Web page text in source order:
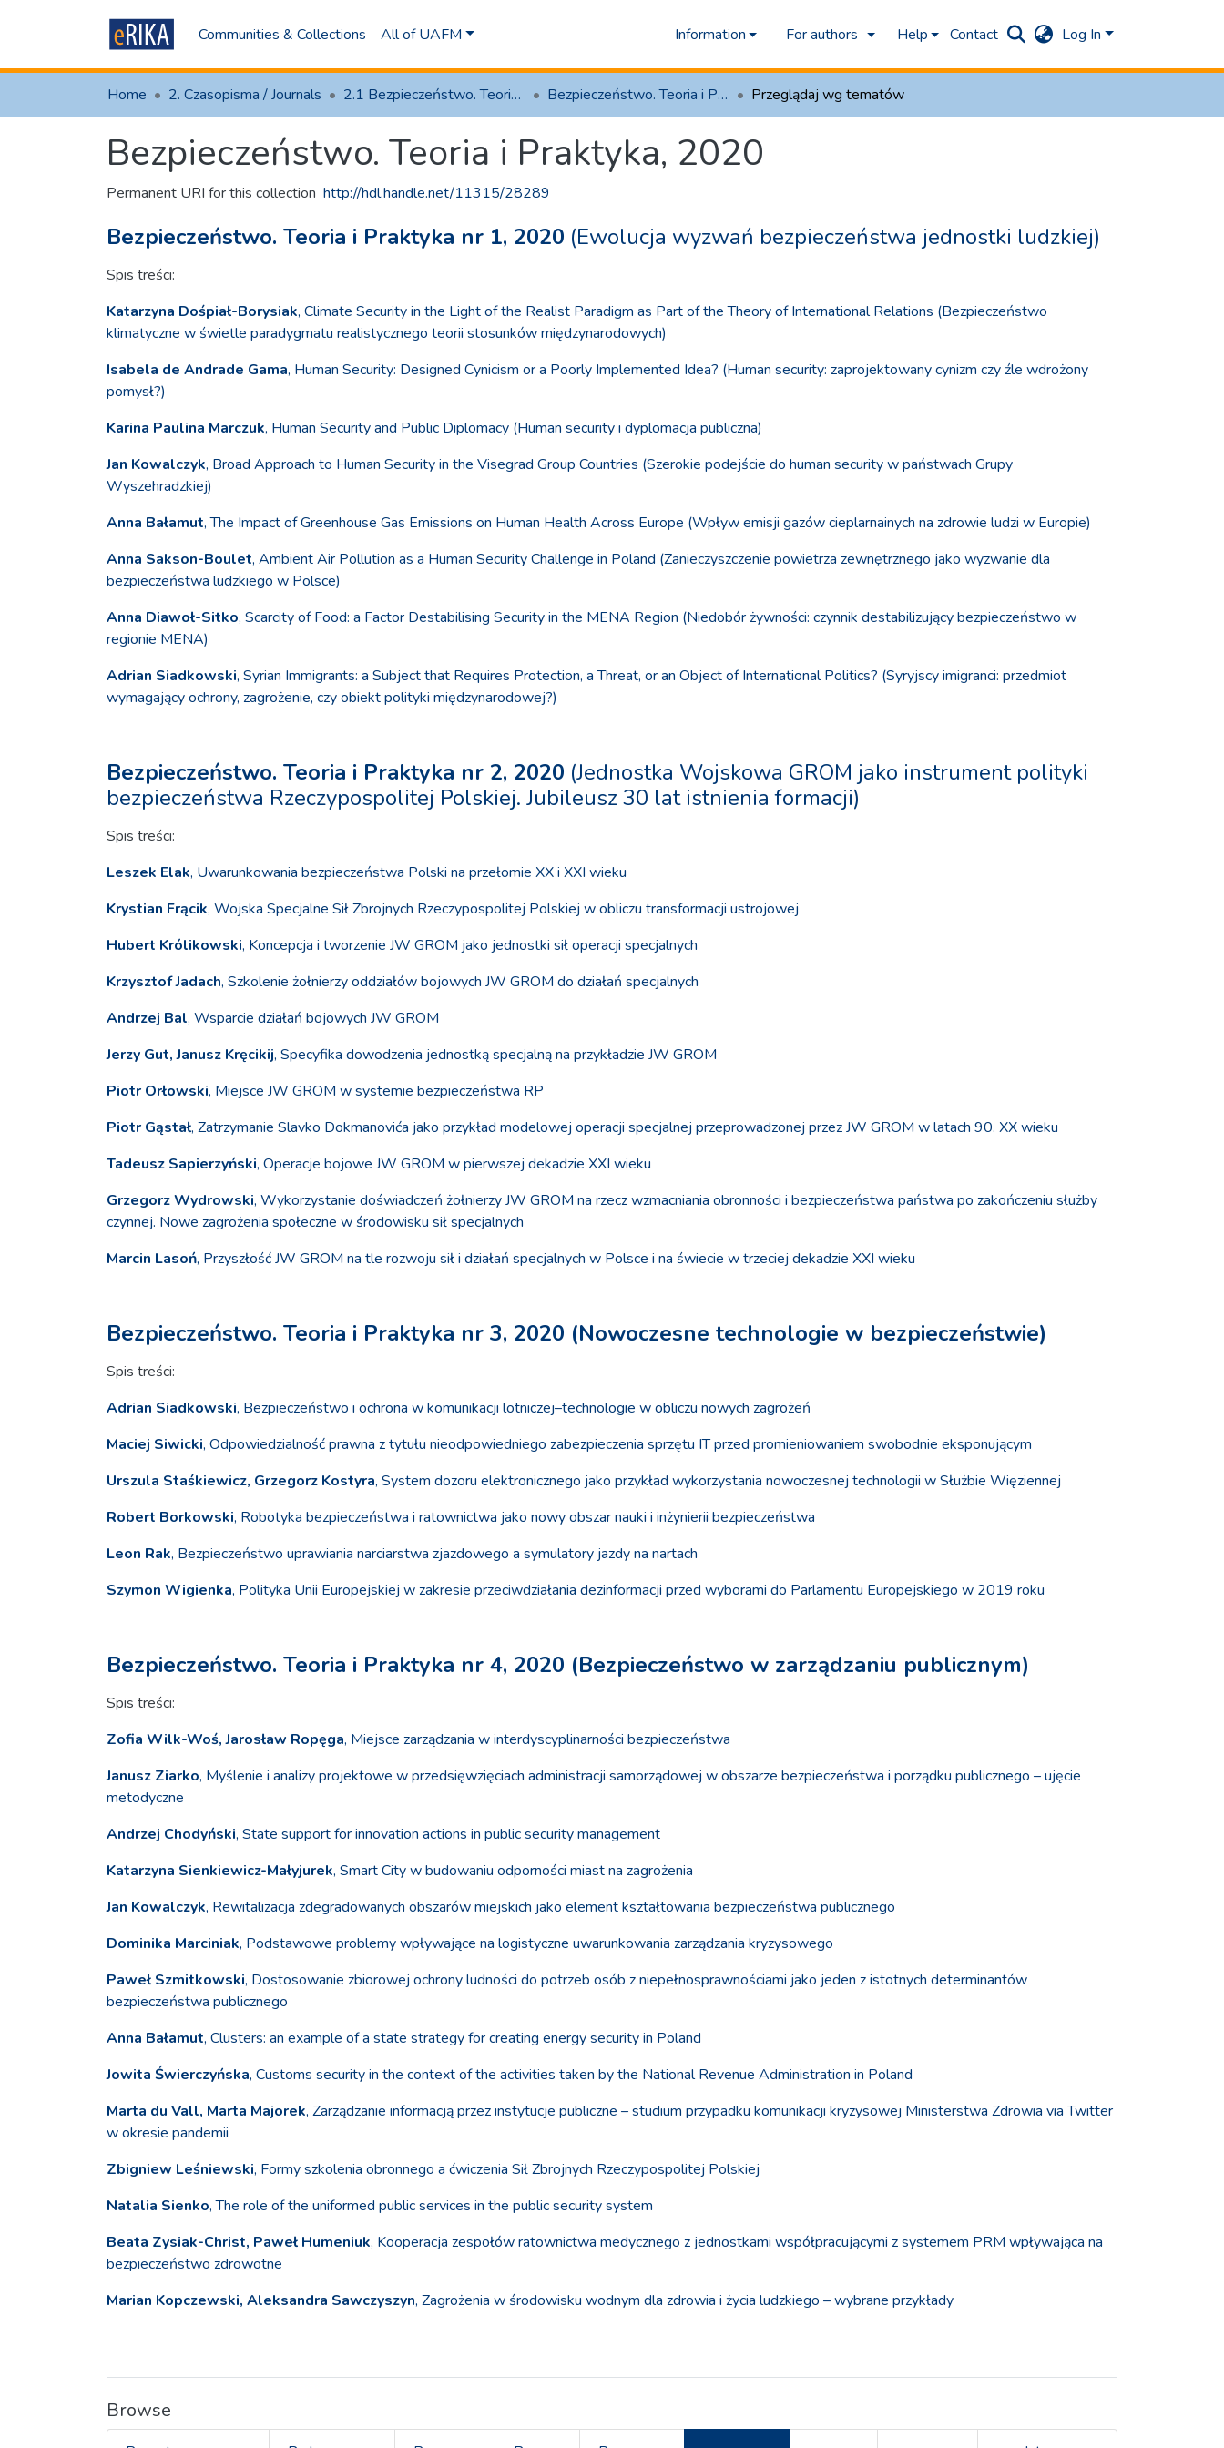
Communities & Collections All of UAFM Information For authors Help Contact Log In
Home 2. Czasopisma / Journals 2.1 Bezpieczeństwo. Teoria i Praktyka Bezpieczeństwo. Teoria i Praktyka, 2020 Przeglądaj wg tematów
Bezpieczeństwo. Teoria i Praktyka, 2020
Permanent URI for this collection http://hdl.handle.net/11315/28289
Bezpieczeństwo. Teoria i Praktyka nr 1, 2020 (Ewolucja wyzwań bezpieczeństwa jednostki ludzkiej)
Spis treści:
Katarzyna Dośpiał-Borysiak, Climate Security in the Light of the Realist Paradigm as Part of the Theory of International Relations (Bezpieczeństwo
klimatyczne w świetle paradygmatu realistycznego teorii stosunków międzynarodowych)
Isabela de Andrade Gama, Human Security: Designed Cynicism or a Poorly Implemented Idea? (Human security: zaprojektowany cynizm czy źle wdrożony
pomysł?)
Karina Paulina Marczuk, Human Security and Public Diplomacy (Human security i dyplomacja publiczna)
Jan Kowalczyk, Broad Approach to Human Security in the Visegrad Group Countries (Szerokie podejście do human security w państwach Grupy
Wyszehradzkiej)
Anna Bałamut, The Impact of Greenhouse Gas Emissions on Human Health Across Europe (Wpływ emisji gazów cieplarnainych na zdrowie ludzi w Europie)
Anna Sakson-Boulet, Ambient Air Pollution as a Human Security Challenge in Poland (Zanieczyszczenie powietrza zewnętrznego jako wyzwanie dla
bezpieczeństwa ludzkiego w Polsce)
Anna Diawoł-Sitko, Scarcity of Food: a Factor Destabilising Security in the MENA Region (Niedobór żywności: czynnik destabilizujący bezpieczeństwo w
regionie MENA)
Adrian Siadkowski, Syrian Immigrants: a Subject that Requires Protection, a Threat, or an Object of International Politics? (Syryjscy imigranci: przedmiot
wymagający ochrony, zagrożenie, czy obiekt polityki międzynarodowej?)
Bezpieczeństwo. Teoria i Praktyka nr 2, 2020 (Jednostka Wojskowa GROM jako instrument polityki
bezpieczeństwa Rzeczypospolitej Polskiej. Jubileusz 30 lat istnienia formacji)
Spis treści:
Leszek Elak, Uwarunkowania bezpieczeństwa Polski na przełomie XX i XXI wieku
Krystian Frącik, Wojska Specjalne Sił Zbrojnych Rzeczypospolitej Polskiej w obliczu transformacji ustrojowej
Hubert Królikowski, Koncepcja i tworzenie JW GROM jako jednostki sił operacji specjalnych
Krzysztof Jadach, Szkolenie żołnierzy oddziałów bojowych JW GROM do działań specjalnych
Andrzej Bal, Wsparcie działań bojowych JW GROM
Jerzy Gut, Janusz Kręcikij, Specyfika dowodzenia jednostką specjalną na przykładzie JW GROM
Piotr Orłowski, Miejsce JW GROM w systemie bezpieczeństwa RP
Piotr Gąstał, Zatrzymanie Slavko Dokmanovića jako przykład modelowej operacji specjalnej przeprowadzonej przez JW GROM w latach 90. XX wieku
Tadeusz Sapierzyński, Operacje bojowe JW GROM w pierwszej dekadzie XXI wieku
Grzegorz Wydrowski, Wykorzystanie doświadczeń żołnierzy JW GROM na rzecz wzmacniania obronności i bezpieczeństwa państwa po zakończeniu służby
czynnej. Nowe zagrożenia społeczne w środowisku sił specjalnych
Marcin Lasoń, Przyszłość JW GROM na tle rozwoju sił i działań specjalnych w Polsce i na świecie w trzeciej dekadzie XXI wieku
Bezpieczeństwo. Teoria i Praktyka nr 3, 2020 (Nowoczesne technologie w bezpieczeństwie)
Spis treści:
Adrian Siadkowski, Bezpieczeństwo i ochrona w komunikacji lotniczej–technologie w obliczu nowych zagrożeń
Maciej Siwicki, Odpowiedzialność prawna z tytułu nieodpowiedniego zabezpieczenia sprzętu IT przed promieniowaniem swobodnie eksponującym
Urszula Staśkiewicz, Grzegorz Kostyra, System dozoru elektronicznego jako przykład wykorzystania nowoczesnej technologii w Służbie Więziennej
Robert Borkowski, Robotyka bezpieczeństwa i ratownictwa jako nowy obszar nauki i inżynierii bezpieczeństwa
Leon Rak, Bezpieczeństwo uprawiania narciarstwa zjazdowego a symulatory jazdy na nartach
Szymon Wigienka, Polityka Unii Europejskiej w zakresie przeciwdziałania dezinformacji przed wyborami do Parlamentu Europejskiego w 2019 roku
Bezpieczeństwo. Teoria i Praktyka nr 4, 2020 (Bezpieczeństwo w zarządzaniu publicznym)
Spis treści:
Zofia Wilk-Woś, Jarosław Ropęga, Miejsce zarządzania w interdyscyplinarności bezpieczeństwa
Janusz Ziarko, Myślenie i analizy projektowe w przedsięwzięciach administracji samorządowej w obszarze bezpieczeństwa i porządku publicznego – ujęcie
metodyczne
Andrzej Chodyński, State support for innovation actions in public security management
Katarzyna Sienkiewicz-Małyjurek, Smart City w budowaniu odporności miast na zagrożenia
Jan Kowalczyk, Rewitalizacja zdegradowanych obszarów miejskich jako element kształtowania bezpieczeństwa publicznego
Dominika Marciniak, Podstawowe problemy wpływające na logistyczne uwarunkowania zarządzania kryzysowego
Paweł Szmitkowski, Dostosowanie zbiorowej ochrony ludności do potrzeb osób z niepełnosprawnościami jako jeden z istotnych determinantów
bezpieczeństwa publicznego
Anna Bałamut, Clusters: an example of a state strategy for creating energy security in Poland
Jowita Świerczyńska, Customs security in the context of the activities taken by the National Revenue Administration in Poland
Marta du Vall, Marta Majorek, Zarządzanie informacją przez instytucje publiczne – studium przypadku komunikacji kryzysowej Ministerstwa Zdrowia via Twitter
w okresie pandemii
Zbigniew Leśniewski, Formy szkolenia obronnego a ćwiczenia Sił Zbrojnych Rzeczypospolitej Polskiej
Natalia Sienko, The role of the uniformed public services in the public security system
Beata Zysiak-Christ, Paweł Humeniuk, Kooperacja zespołów ratownictwa medycznego z jednostkami współpracującymi z systemem PRM wpływająca na
bezpieczeństwo zdrowotne
Marian Kopczewski, Aleksandra Sawczyszyn, Zagrożenia w środowisku wodnym dla zdrowia i życia ludzkiego – wybrane przykłady
Browse